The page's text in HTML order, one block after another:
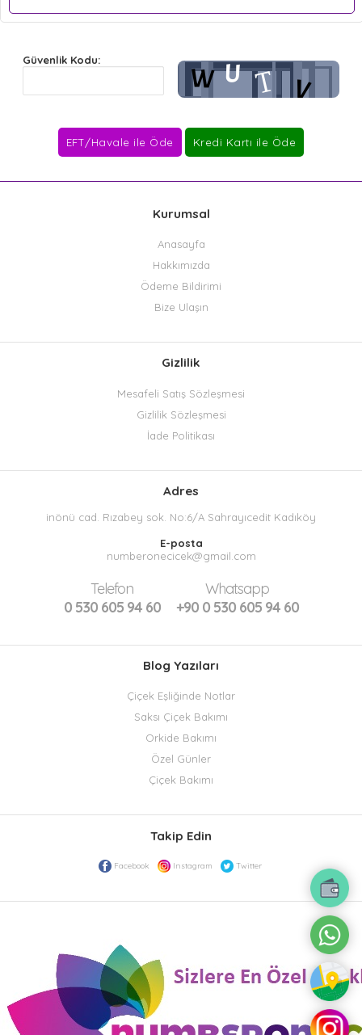
Güvenlik Kodu:
Kurumsal
Anasayfa
Hakkımızda
Ödeme Bildirimi
Bize Ulaşın
Gizlilik
Mesafeli Satış Sözleşmesi
Gizlilik Sözleşmesi
İade Politikası
Adres
inönü cad. Rızabey sok. No:6/A Sahrayıcedit Kadıköy
E-posta
numberonecicek@gmail.com
Telefon
0 530 605 94 60
Whatsapp
+90 0 530 605 94 60
Blog Yazıları
Çiçek Eşliğinde Notlar
Saksı Çiçek Bakımı
Orkide Bakımı
Özel Günler
Çiçek Bakımı
Takip Edin
Facebook Instagram Twitter